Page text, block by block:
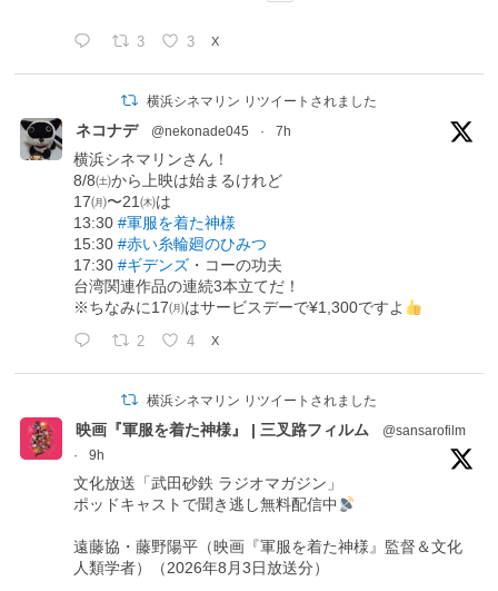
3 3 X
横浜シネマリン リツイートされました
ネコナデ @nekonade045 · 7h
横浜シネマリンさん！
8/8㈯から上映は始まるけれど
17㈪〜21㈭は
13:30#軍服を着た神様
15:30#赤い糸輪廻のひみつ
17:30#ギデンズ ・コーの功夫
台湾関連作品の連続3本立てだ！
※ちなみに17㈪はサービスデーで¥1,300ですよ
2 4 X
横浜シネマリン リツイートされました
映画『軍服を着た神様』 | 三叉路フィルム
@sansarofilm
·
9h
文化放送「武田砂鉄 ラジオマガジン」
ポッドキャストで聞き逃し無料配信中
遠藤協・藤野陽平（映画『軍服を着た神様』監督＆文化
人類学者）（2026年8月3日放送分）